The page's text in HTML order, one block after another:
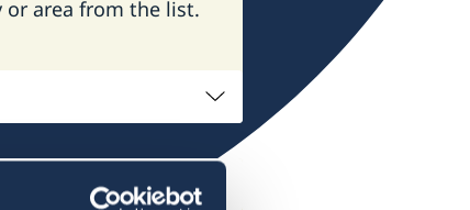
or area from the list.